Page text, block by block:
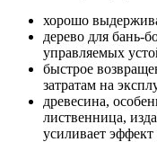
хорошо
дерево для бань-
управляемых
быстрое
затратам на
древесина,
лиственница,
усиливает эффект